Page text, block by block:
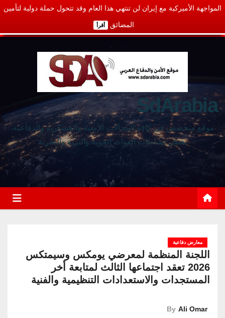
المواجهة الأميركية مع إيران لن تنتهي هذا العام وقد تتحول حملة دولية لتأمين
المضائق أقرأ
SdArabia
موقع متخصص في كافة المجالات الأمنية والعسكرية والدفاعية،
يغطي نشاطات القوات الجوية والبرية والبحرية
معارض دفاعية
اللجنة المنظمة لمعرضي يومكس وسيمتكس
2026 تعقد اجتماعها الثالث لمتابعة أخر
المستجدات والاستعدادات التنظيمية والفنية
By Ali Omar